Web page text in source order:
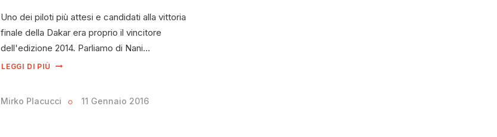
Uno dei piloti più attesi e candidati alla vittoria
finale della Dakar era proprio il vincitore
dell'edizione 2014. Parliamo di Nani…
LEGGI DI PIÙ
Mirko Placucci 11 Gennaio 2016